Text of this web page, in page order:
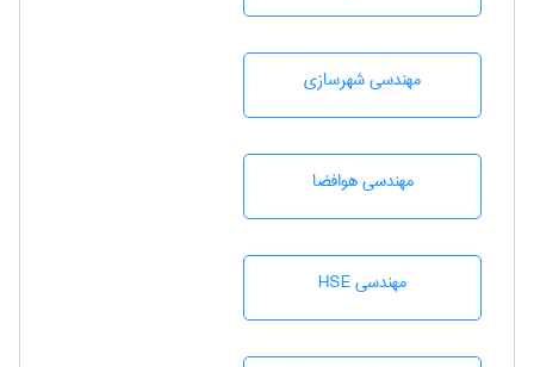
مهندسی شهرسازی
مهندسی هوافضا
مهندسی HSE